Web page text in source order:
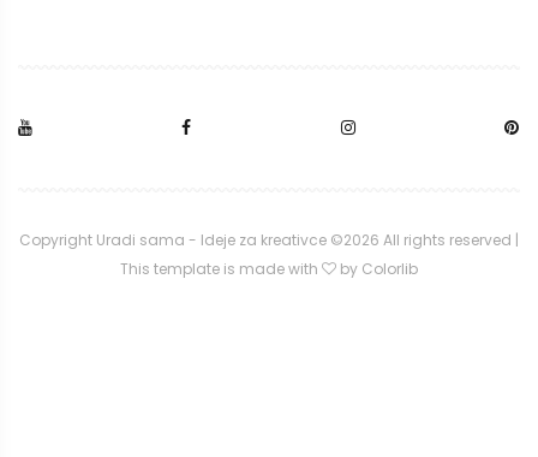
Copyright Uradi sama - Ideje za kreativce ©2026 All rights reserved |
This template is made with
by Colorlib